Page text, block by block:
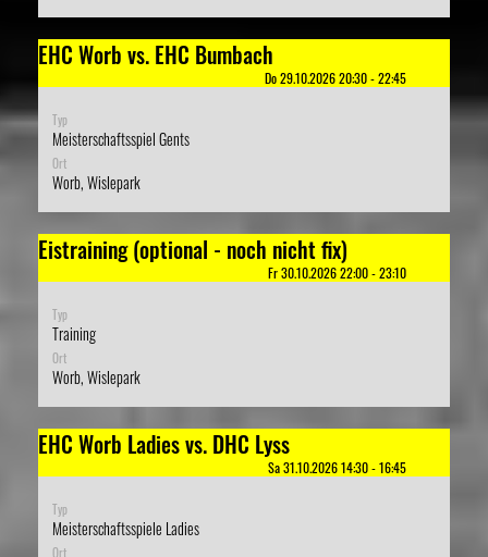
EHC Worb vs. EHC Bumbach
Do 29.10.2026 20:30 - 22:45
Typ
Meisterschaftsspiel Gents
Ort
Worb, Wislepark
Eistraining (optional - noch nicht fix)
Fr 30.10.2026 22:00 - 23:10
Typ
Training
Ort
Worb, Wislepark
EHC Worb Ladies vs. DHC Lyss
Sa 31.10.2026 14:30 - 16:45
Typ
Meisterschaftsspiele Ladies
Ort